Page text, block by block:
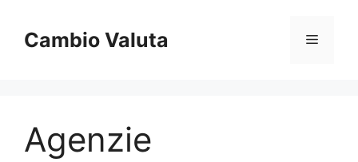
contenuto
Cambio Valuta Menu
Agenzie